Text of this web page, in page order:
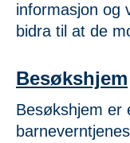
informasjon og
bidra til at de
Besøkshjem
Besøkshjem er
Universelle nivå
Selektive nivå